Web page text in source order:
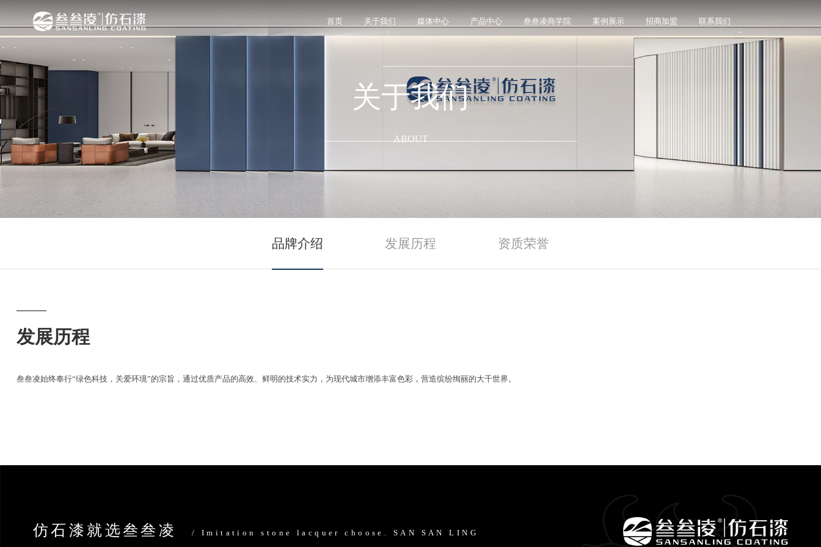
首页 关于我们
品牌介绍
发展历程
资质荣誉
泉州叁叁凌新材料科技有限公司，是一家集涂料研发、生产、销售于一体的现代化高新技术
剂、封固胶等装饰辅材。
媒体中心
品牌动态
行业新闻
宣传视频
品质行，叁叁凌作为营销服务的核心精神，使顾客在感受艺术化产品的同时享受高品质的服
产品中心
产品系列
产品推荐
叁叁凌始终奉行“绿色科技，关爱环境”的宗旨，通过优质产品的高效、鲜明的技术实力，为
叁叁凌商学院
学院介绍
学院课程
历届展示
叁叁凌商学院（Business School）是一所大学为培养人才而专门设置的，集涂料研发、生
案例展示
效果展示
叁叁凌量身订做出适合中国市场的花岗岩涂料、界面剂、封固胶等装饰辅材。已拥有上万套
招商加盟
招商加盟
加盟叁叁凌仿石漆的品牌，您将会拥有专业的技术支持，优质的商品供应，以及全面的市场
联系我们
联系我们
泉州叁叁凌新材料科技有限公司 地址:泉州市丰泽区泉秀街道成洲社区宝洲街146号成洲 工业
关于我们
ABOUT
品牌介绍 发展历程 资质荣誉
发展历程
叁叁凌始终奉行“绿色科技，关爱环境”的宗旨，通过优质产品的高效、鲜明的技术实力，为现代城市增添丰富色彩，营造缤纷绚丽的大千世界。
仿石漆就选叁叁凌 / Imitation stone lacquer choose. SAN SAN LING